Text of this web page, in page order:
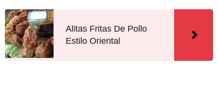
Alitas Fritas De Pollo
Estilo Oriental